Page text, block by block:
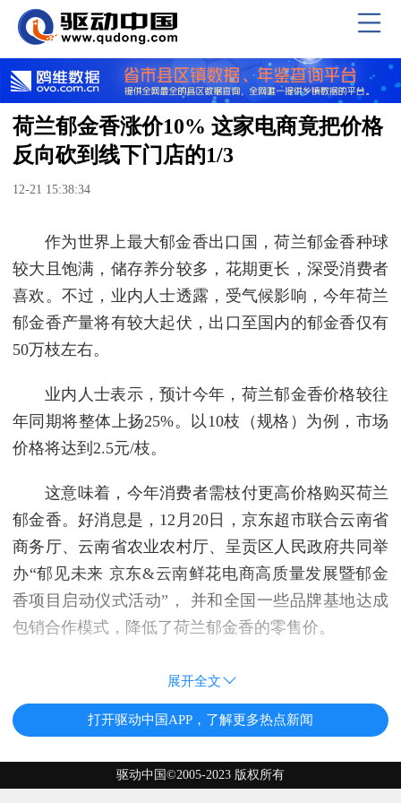
荷兰郁金香涨价10% 这家电商竟把价格
反向砍到线下门店的1/3
12-21 15:38:34
作为世界上最大郁金香出口国，荷兰郁金香种球
较大且饱满，储存养分较多，花期更长，深受消费者
喜欢。不过，业内人士透露，受气候影响，今年荷兰
郁金香产量将有较大起伏，出口至国内的郁金香仅有
50万枝左右。
业内人士表示，预计今年，荷兰郁金香价格较往
年同期将整体上扬25%。以10枝（规格）为例，市场
价格将达到2.5元/枝。
这意味着，今年消费者需枝付更高价格购买荷兰
郁金香。好消息是，12月20日，京东超市联合云南省
商务厅、云南省农业农村厅、呈贡区人民政府共同举
办“郁见未来 京东&云南鲜花电商高质量发展暨郁金
香项目启动仪式活动”， 并和全国一些品牌基地达成
包销合作模式，降低了荷兰郁金香的零售价。
展开全文
打开驱动中国APP，了解更多热点新闻
驱动中国©2005-2023 版权所有